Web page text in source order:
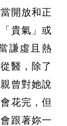
開放和正
貴氣」或
謙虛且熱
醫，除了
曾對她說
花完，但
跟著妳一